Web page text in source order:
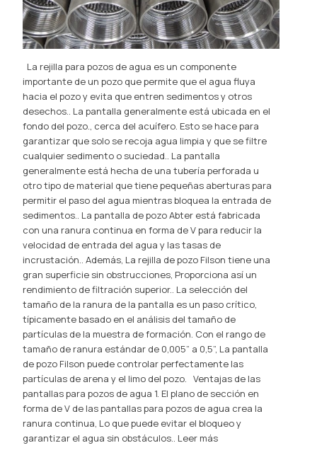
La rejilla para pozos de agua es un componente
importante de un pozo que permite que el agua fluya
hacia el pozo y evita que entren sedimentos y otros
desechos.. La pantalla generalmente está ubicada en el
fondo del pozo., cerca del acuífero. Esto se hace para
garantizar que solo se recoja agua limpia y que se filtre
cualquier sedimento o suciedad.. La pantalla
generalmente está hecha de una tubería perforada u
otro tipo de material que tiene pequeñas aberturas para
permitir el paso del agua mientras bloquea la entrada de
sedimentos.. La pantalla de pozo Abter está fabricada
con una ranura continua en forma de V para reducir la
velocidad de entrada del agua y las tasas de
incrustación.. Además, La rejilla de pozo Filson tiene una
gran superficie sin obstrucciones, Proporciona así un
rendimiento de filtración superior.. La selección del
tamaño de la ranura de la pantalla es un paso crítico,
típicamente basado en el análisis del tamaño de
partículas de la muestra de formación. Con el rango de
tamaño de ranura estándar de 0,005” a 0,5”, La pantalla
de pozo Filson puede controlar perfectamente las
partículas de arena y el limo del pozo. Ventajas de las
pantallas para pozos de agua 1. El plano de sección en
forma de V de las pantallas para pozos de agua crea la
ranura continua, Lo que puede evitar el bloqueo y
garantizar el agua sin obstáculos.. Leer más